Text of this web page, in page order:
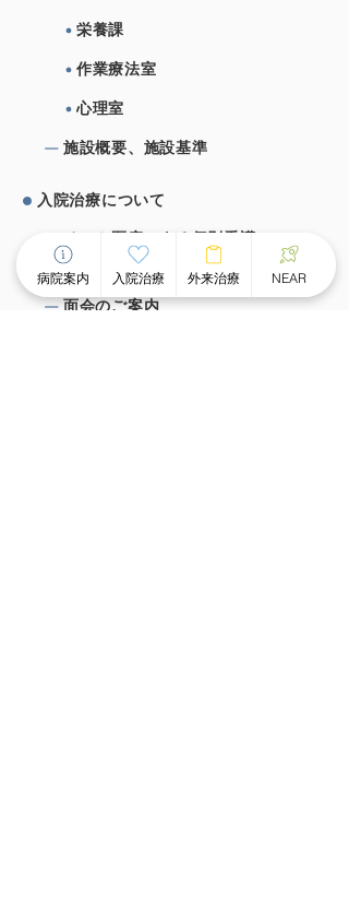
栄養課
作業療法室
心理室
施設概要、施設基準
⼊院治療について
チーム医療による個別看護
スピーディな受け⼊れ体制
⾯会のご案内
病院案内 入院治療 外来治療 NEAR